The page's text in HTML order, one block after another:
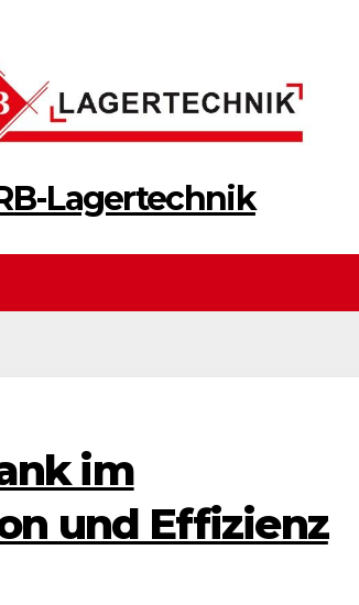
Lagertechnik
im
und Effizienz